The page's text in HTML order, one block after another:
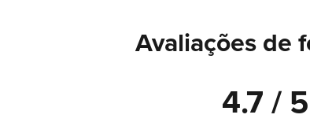
Avaliações de
4.7 / 5